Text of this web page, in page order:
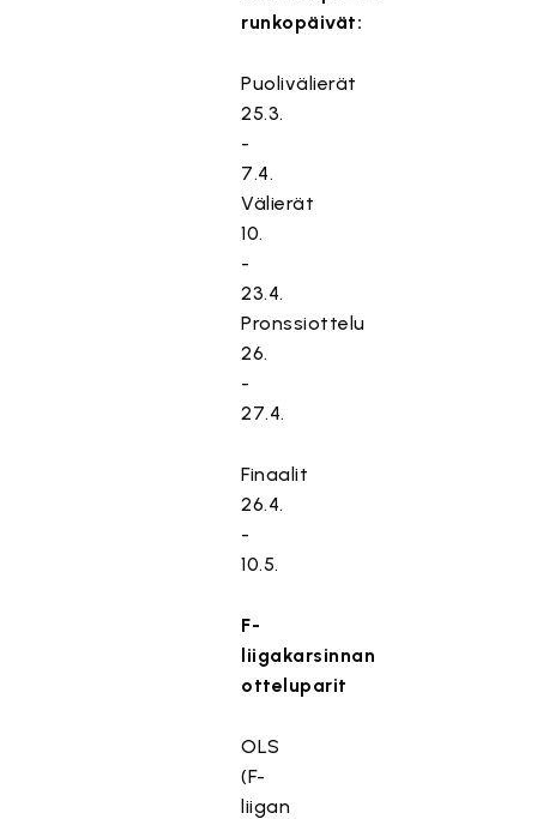
runkopäivät:
Puolivälierät
25.3.
-
7.4.
Välierät
10.
-
23.4.
Pronssiottelu
26.
-
27.4.
Finaalit
26.4.
-
10.5.
F-
liigakarsinnan
otteluparit
OLS
(F-
liigan